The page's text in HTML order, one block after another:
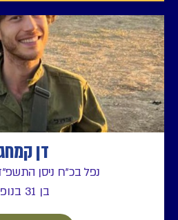
דן
נפל בכ"ח ניסן
בן 31 בנופלו